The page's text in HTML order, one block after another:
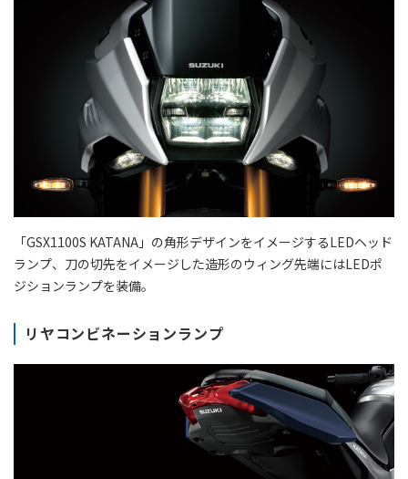
「GSX1100S KATANA」の角形デザインをイメージするLEDヘッド
ランプ、刀の切先をイメージした造形のウィング先端にはLEDポ
ジションランプを装備。
リヤコンビネーションランプ